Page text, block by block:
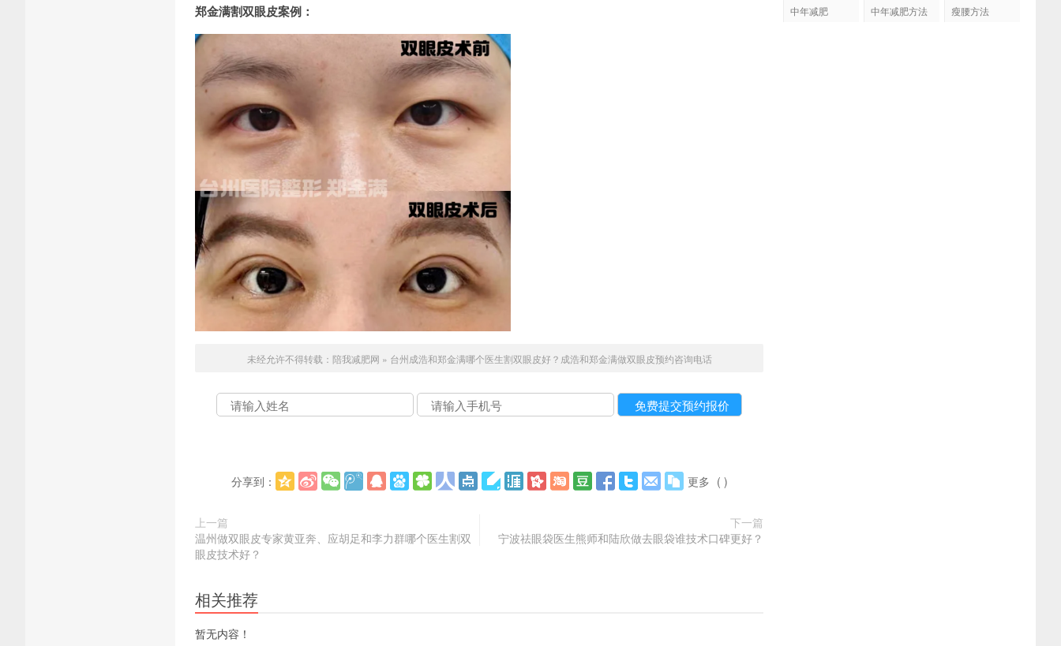
郑金满割双眼皮案例：
未经允许不得转载： 陪我减肥网 » 台州成浩和郑金满哪个医生割双眼皮好？成浩和郑金满做双眼皮预约咨询电话
分享到： 更多 ( )
上一篇
温州做双眼皮专家黄亚奔、应胡足和李力群哪个医生割双
眼皮技术好？
下一篇
宁波祛眼袋医生熊师和陆欣做去眼袋谁技术口碑更好？
相关推荐
暂无内容！
中年减肥
中年减肥方法 瘦腰方法